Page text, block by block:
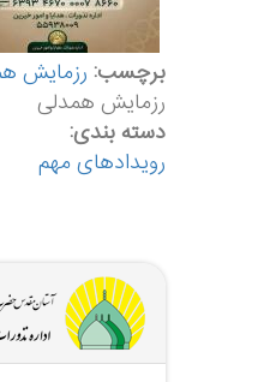
برچسب: رزمایش
رزمایش همدلی
دسته بندی:
رویدادهای مهم